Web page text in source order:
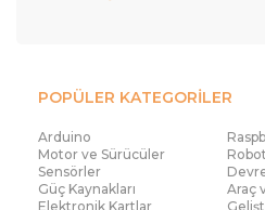
POPÜLER KATEGORİLER
Arduino
Motor ve Sürücüler
Sensörler
Güç Kaynakları
Araç
Elektronik Kartlar